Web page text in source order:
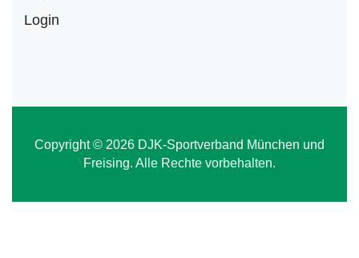
Login
Copyright © 2026 DJK-Sportverband München und
Freising. Alle Rechte vorbehalten.